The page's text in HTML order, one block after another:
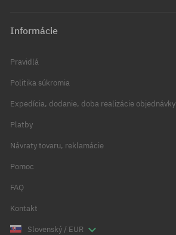
Informácie
Pravidlá
Politika súkromia
Expedícia, dodanie, doba realizácie objednávky
Platby
Návraty tovaru, reklamácie
Pomoc
FAQ
Kontakt
Slovenský / EUR